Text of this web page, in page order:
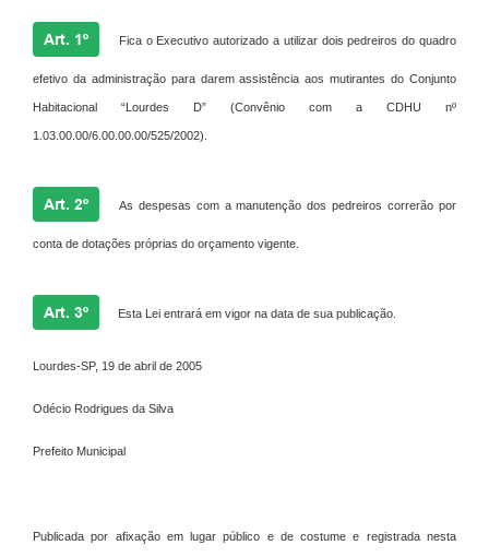
Transparência
Cadastro usuários de transporte para Trabalho
Cadastro para Estágio
Contas Públicas
Junta Militar
Legislação
Ouvidoria Municipal
PPA
e-SIC
Art. 1º Fica o Executivo autorizado a utilizar dois pedreiros do quadro
efetivo da administração para darem assistência aos mutirantes do Conjunto
Habitacional “Lourdes D” (Convênio com a CDHU nº
1.03.00.00/6.00.00.00/525/2002).
Art. 2º As despesas com a manutenção dos pedreiros correrão por
conta de dotações próprias do orçamento vigente.
Art. 3º Esta Lei entrará em vigor na data de sua publicação.
Lourdes-SP, 19 de abril de 2005
Odécio Rodrigues da Silva
Prefeito Municipal
Publicada por afixação em lugar público e de costume e registrada nesta